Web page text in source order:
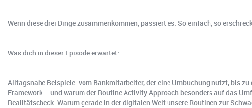
Wenn diese drei Dinge zusammenkommen, passiert es. So einfach, so
Was dich in dieser Episode erwartet:
Alltagsnahe Beispiele: vom Bankmitarbeiter, der eine Umbuchung nutzt, bis
Framework – und warum der Routine Activity Approach besonders auf das
Realitätscheck: Warum gerade in der digitalen Welt unsere Routinen zur